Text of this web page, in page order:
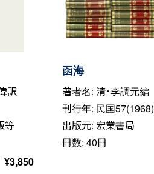
訳
等
¥3,850
函海
著者名: 清・李調元編
刊行年: 民国57(1968)
出版元: 宏業書局
冊数: 40冊